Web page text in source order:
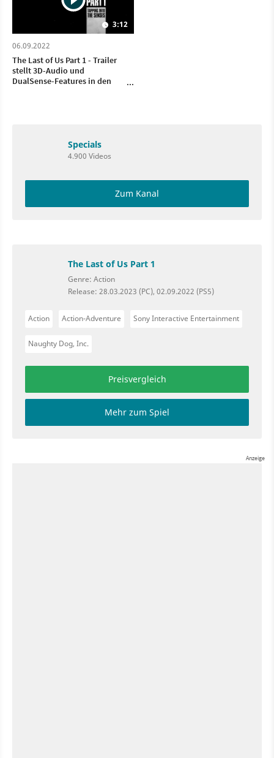
3:12
06.09.2022
The Last of Us Part 1 - Trailer
stellt 3D-Audio und
DualSense-Features in den
Specials
4.900 Videos
Zum Kanal
The Last of Us Part 1
Genre: Action
Release: 28.03.2023 (PC), 02.09.2022 (PS5)
Action Action-Adventure Sony Interactive Entertainment
Naughty Dog, Inc.
Preisvergleich
Mehr zum Spiel